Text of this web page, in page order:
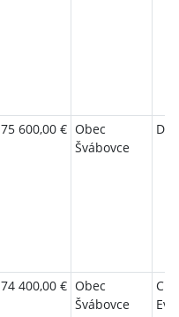
75 600,00 € Obec
Švábovce
74 400,00 € Obec
Švábovce